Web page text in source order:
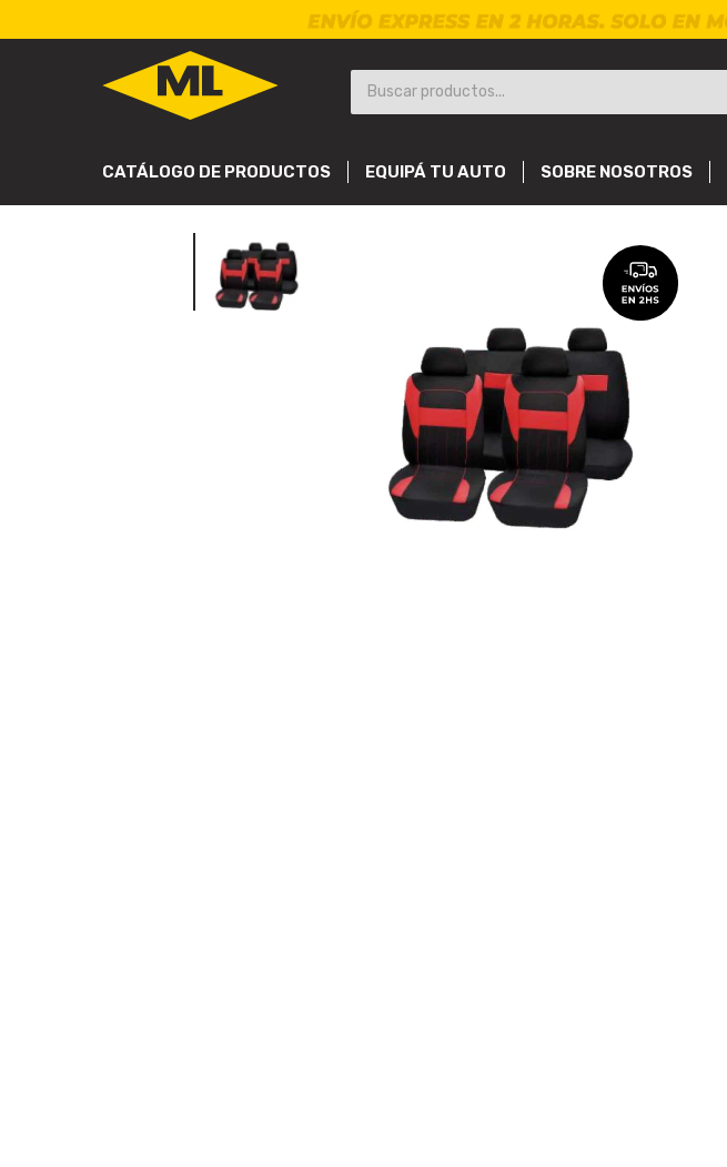
CATÁLOGO DE PRODUCTOS EQUIPÁ TU AUTO SOBRE NOSOTROS